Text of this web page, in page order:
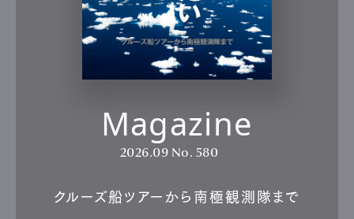
Magazine
2026.09 No. 580
クルーズ船ツアーから南極観測隊まで